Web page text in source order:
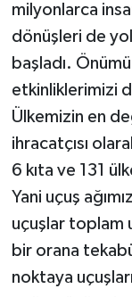
milyonlarca
dönüşleri de
başladı.
etkinliklerimizi
Ülkemizin en
ihracatçısı
6 kıta ve 131
Yani uçuş
uçuşlar toplam
bir orana
noktaya